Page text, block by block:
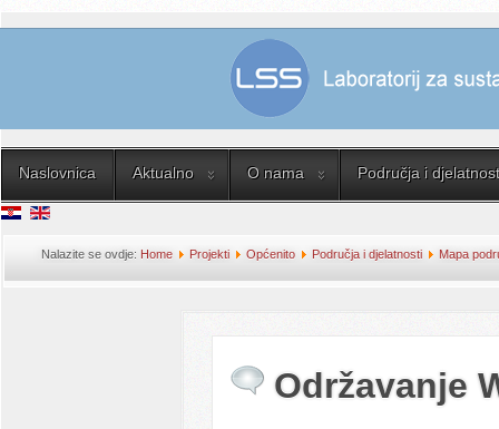
Naslovnica Aktualno O nama Područja i
Nalazite se ovdje: Home Projekti Općenito Područja i djelatnosti Mapa
Održavanje